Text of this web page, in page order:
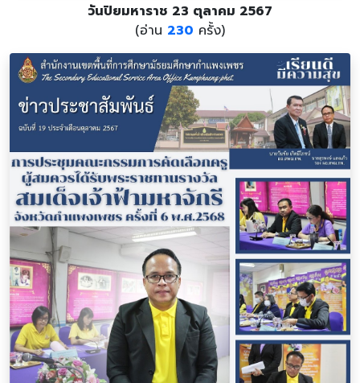
วันปิยมหาราช 23 ตุลาคม 2567
(อ่าน 230 ครั้ง)